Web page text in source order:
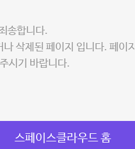
송합니다.
삭제된 페이지 입니다. 페이지
시기 바랍니다.
스페이스클라우드 홈